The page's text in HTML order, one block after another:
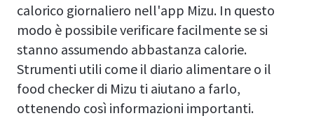
calorico giornaliero nell'app Mizu. In questo
modo è possibile verificare facilmente se si
stanno assumendo abbastanza calorie.
Strumenti utili come il diario alimentare o il
food checker di Mizu ti aiutano a farlo,
ottenendo così informazioni importanti.